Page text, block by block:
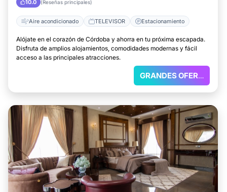
10.0 (Reseñas principales)
Aire acondicionado TELEVISOR Estacionamiento
Alójate en el corazón de Córdoba y ahorra en tu próxima escapada.
Disfruta de amplios alojamientos, comodidades modernas y fácil
acceso a las principales atracciones.
GRANDES OFERTAS